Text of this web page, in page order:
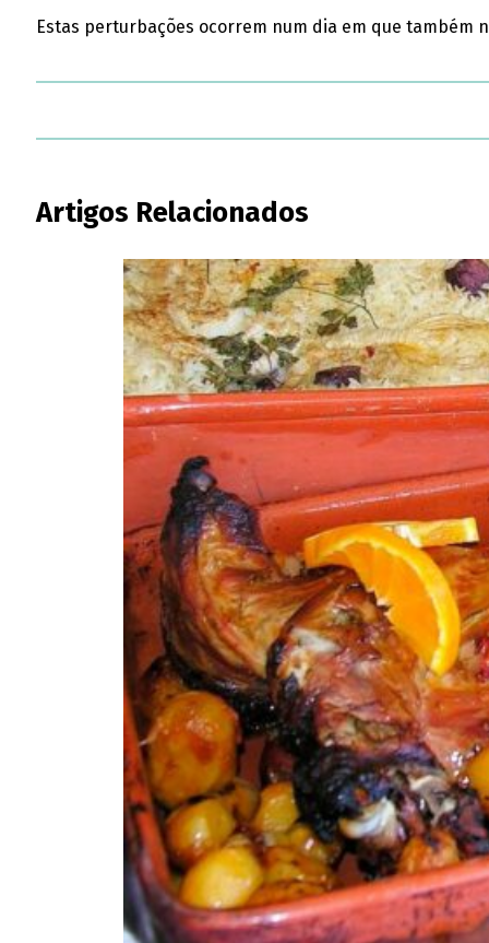
Estas perturbações ocorrem num dia em que também
Artigos Relacionados